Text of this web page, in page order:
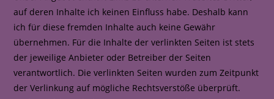
auf deren Inhalte ich keinen Einfluss habe. Deshalb kann
ich für diese fremden Inhalte auch keine Gewähr
übernehmen. Für die Inhalte der verlinkten Seiten ist stets
der jeweilige Anbieter oder Betreiber der Seiten
verantwortlich. Die verlinkten Seiten wurden zum Zeitpunkt
der Verlinkung auf mögliche Rechtsverstöße überprüft.